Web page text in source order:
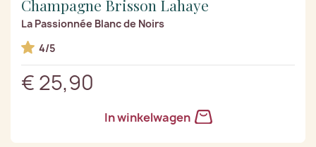
Champagne Brisson Lahaye
La Passionnée Blanc de Noirs
4/5
€ 25,90
In winkelwagen